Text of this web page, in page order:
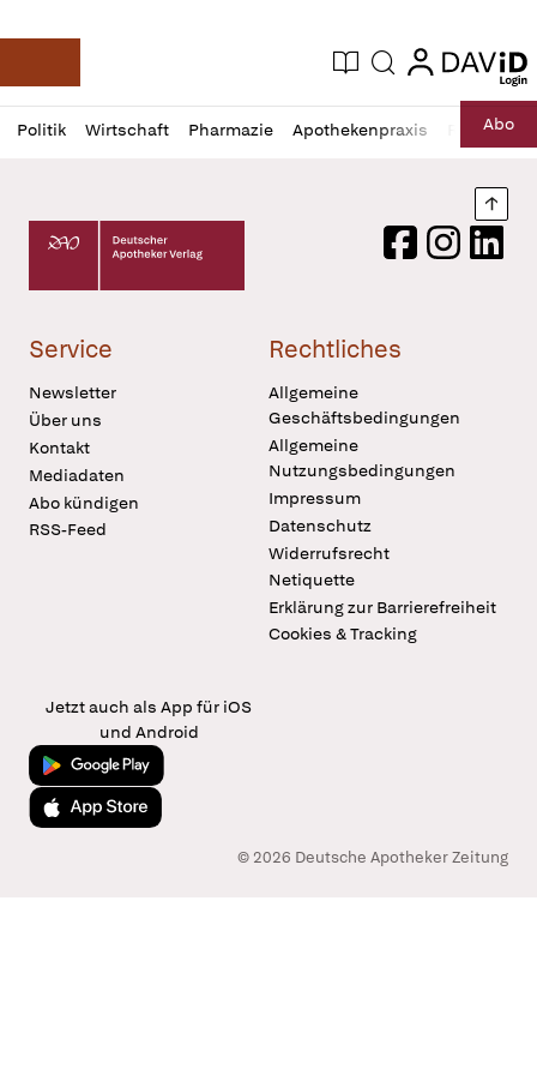
Deutsche Apotheker Zeitung
Aktuelle Ausgabe
Suche login
login
Politik Wirtschaft Pharmazie Apothekenpraxis RechtAbo
Profil
öffnen
Daz
Pur
Deutscher Apotheker Verlag Logo
FacebookInstagram
Service
Newsletter
Über uns
Kontakt
Mediadaten
Abo kündigen
RSS-Feed
Rechtliches
Allgemeine
Geschäftsbedingungen
Allgemeine
Nutzungsbedingungen
Impressum
Datenschutz
Widerrufsrecht
Netiquette
Erklärung zur Barrierefreiheit
Cookies & Tracking
Jetzt auch als App für iOS
und Android
Jetzt bei Google Play
Laden im App Store
© 2026 Deutsche Apotheker Zeitung